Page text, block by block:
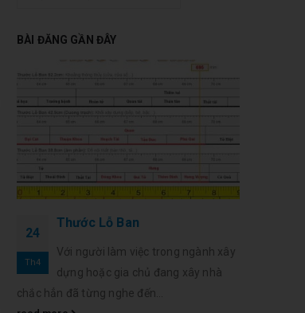
BÀI ĐĂNG GẦN ĐÂY
24
Th4
Thước Lỗ Ban
Với người làm việc trong ngành xây
dựng hoặc gia chủ đang xây nhà
chắc hẳn đã từng nghe đến...